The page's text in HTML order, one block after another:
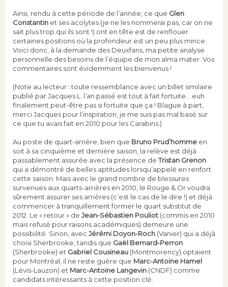
Ainsi, rendu à cette période de l’année, ce que Glen
Constantin et ses acolytes (je ne les nommerai pas, car on ne
sait plus trop qui ils sont !) ont en tête est de renflouer
certaines positions où la profondeur est un peu plus mince.
Voici donc, à la demande des Deuxfans, ma petite analyse
personnelle des besoins de l’équipe de mon alma mater. Vos
commentaires sont évidemment les bienvenus !
(Note au lecteur : toute ressemblance avec un billet similaire
publié par Jacques L. l’an passé est tout à fait fortuite… euh
finalement peut-être pas si fortuite que ça ! Blague à part,
merci Jacques pour l’inspiration, je me suis pas mal basé sur
ce que tu avais fait en 2010 pour les Carabins.)
Au poste de quart-arrière, bien que Bruno Prud’homme en
soit à sa cinquième et dernière saison, la relève est déjà
passablement assurée avec la présence deTristan Grenon
qui a démontré de belles aptitudes lorsqu’appelé en renfort
cette saison. Mais avec le grand nombre de blessures
survenues aux quarts-arrières en 2010, le Rouge & Or voudra
sûrement assurer ses arrières (c’est le cas de le dire !) et déjà
commencer à tranquillement former le quart substitut de
2012. Le « retour » de Jean-Sébastien Pouliot (commis en 2010
mais refusé pour raisons académiques) demeure une
possibilité. Sinon, avec Jérémi Doyon-Roch (Vanier) qui a déjà
choisi Sherbrooke, tandis que Gaël Bernard-Perron
(Sherbrooke) et Gabriel Cousineau (Montmorency) optaient
pour Montréal, il ne reste guère que Marc-Antoine Hamel
(Lévis-Lauzon) et Marc-Antoine Langevin (CNDF) comme
candidats intéressants à cette position clé.